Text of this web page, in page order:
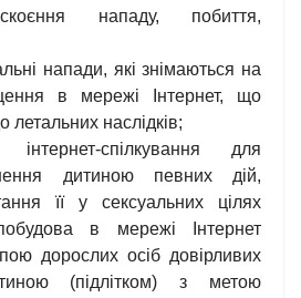
нападу, побиття,
напади, які знімаються на
в мережі Інтернет, що
летальних наслідків;
спілкування для
дитиною певних дій,
її у сексуальних цілях
в мережі Інтернет
дорослих осіб довірливих
(підлітком) з метою